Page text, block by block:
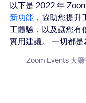
以下是 2022 年
新功能 ，協助您提
工體驗，以及讓您有
實用建議。 一切都是
Zoom Events 大廳